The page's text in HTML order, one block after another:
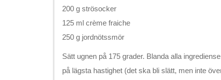
200 g strösocker
125 ml crème fraiche
250 g jordnötssmör
Sätt ugnen på 175 grader. Blanda alla
på lägsta hastighet (det ska bli slätt, men inte